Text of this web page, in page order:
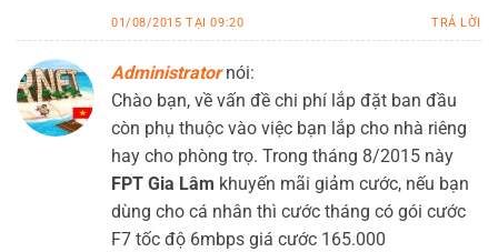
01/08/2015 TẠI 09:20 TRẢ LỜI
Administrator nói:
Chào bạn, về vấn đề chi phí lắp đặt ban đầu
còn phụ thuộc vào việc bạn lắp cho nhà riêng
hay cho phòng trọ. Trong tháng 8/2015 này
FPT Gia Lâm khuyến mãi giảm cước, nếu bạn
dùng cho cá nhân thì cước tháng có gói cước
F7 tốc độ 6mbps giá cước 165.000